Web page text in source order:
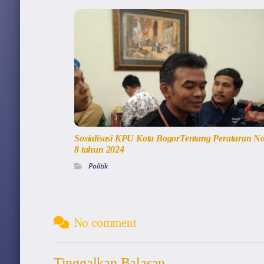
Sosialisasi KPU Kota BogorTentang Peraturan
8 tahun 2024
Politik
No comment